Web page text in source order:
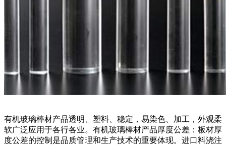
有机玻璃棒材产品透明、塑料、稳定，易染色、加工，外观柔
软广泛应用于各行各业。有机玻璃棒材产品厚度公差：板材厚
度公差的控制是品质管理和生产技术的重要体现。进口料浇注